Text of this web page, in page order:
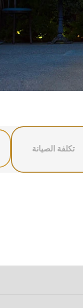
تاهو
إبتداء من 77,000 د.أ.‏
تكلفة الصيانة